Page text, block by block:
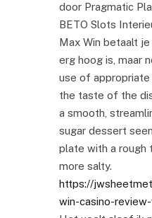
door Pragmatic
BETO Slots
Max Win betaalt
erg hoog is, maar
use of appropriate
the taste of the
a smooth,
sugar dessert
plate with a rough
more salty.
https://
win-casino-